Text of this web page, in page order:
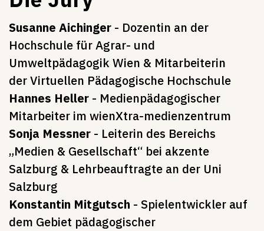
Susanne Aichinger - Dozentin an der
Hochschule für Agrar- und
Umweltpädagogik Wien & Mitarbeiterin
der Virtuellen Pädagogische Hochschule
Hannes Heller - Medienpädagogischer
Mitarbeiter im wienXtra-medienzentrum
Sonja Messner - Leiterin des Bereichs
„Medien & Gesellschaft“ bei akzente
Salzburg & Lehrbeauftragte an der Uni
Salzburg
Konstantin Mitgutsch - Spielentwickler auf
dem Gebiet pädagogischer